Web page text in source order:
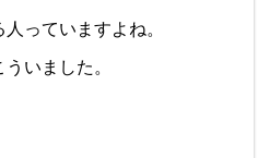
っていますよね。
いました。